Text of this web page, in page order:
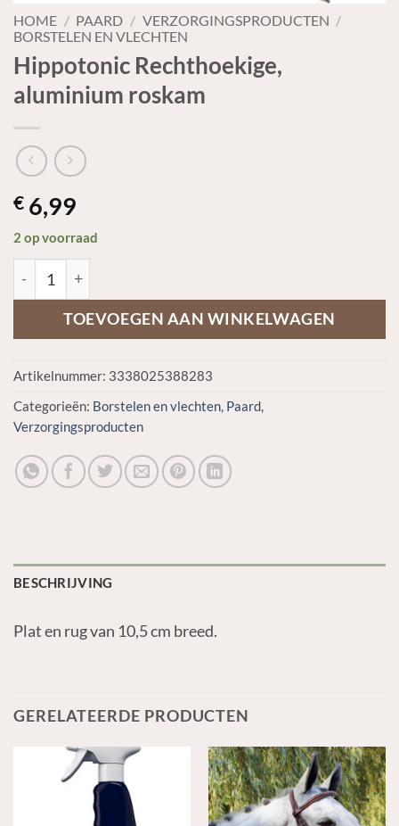
HOME / PAARD / VERZORGINGSPRODUCTEN /
BORSTELEN EN VLECHTEN
Hippotonic Rechthoekige,
aluminium roskam
€ 6,99
2 op voorraad
TOEVOEGEN AAN WINKELWAGEN
Artikelnummer: 3338025388283
Categorieën: Borstelen en vlechten, Paard,
Verzorgingsproducten
BESCHRIJVING
Plat en rug van 10,5 cm breed.
GERELATEERDE PRODUCTEN